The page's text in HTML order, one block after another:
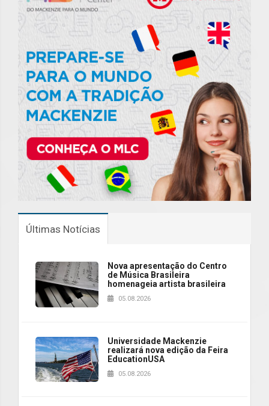
Últimas Notícias
Nova apresentação do Centro
de Música Brasileira
homenageia artista brasileira
05.08.2026
Universidade Mackenzie
realizará nova edição da Feira
EducationUSA
05.08.2026